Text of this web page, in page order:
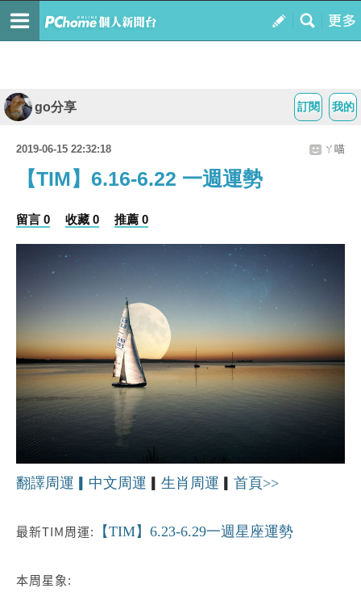
我的
訂閱
go分享
2019-06-15 22:32:18 ㄚ喵
【TIM】6.16-6.22 一週運勢
留言 0 收藏 0 推薦 0
翻譯周運 中文周運 生肖周運 首頁>>​
最新TIM周運: ​【TIM】6.23-6.29一週星座運勢
本周星象: